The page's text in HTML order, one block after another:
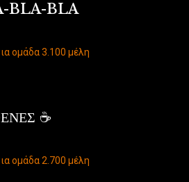
BLA-BLA
ομάδα 3.100 μέλη
☕️
ομάδα 2.700 μέλη